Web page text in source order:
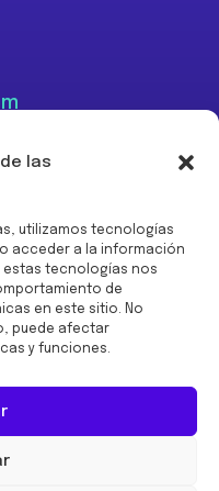
las
utilizamos tecnologías
acceder a la información
estas tecnologías nos
de
en este sitio. No
puede afectar
y funciones.